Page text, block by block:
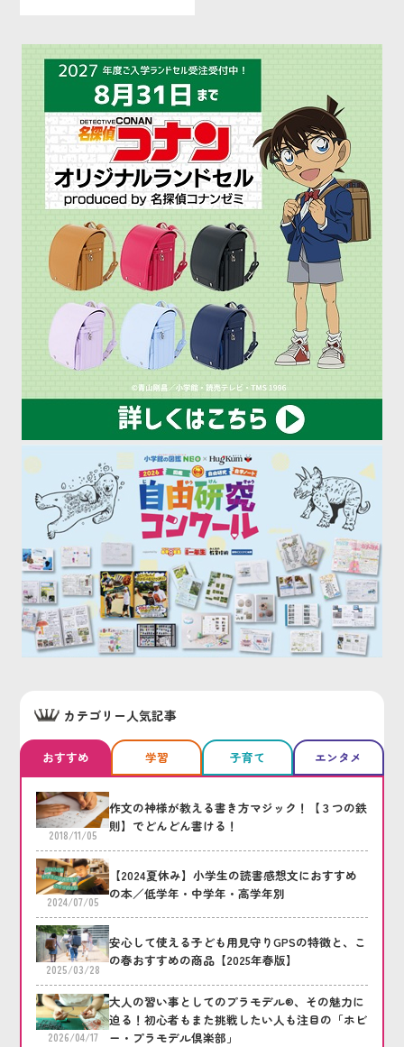
か？ お子さんの集中力や
粘り強さ、好奇心をいち
だんと伸ばすチャンスで
す！ 作品の提出先として
「 […]
カテゴリー人気記事
おすすめ 学習 子育て エンタメ
2018/11/05
作文の神様が教える書き方マジック！【３つの鉄
則】でどんどん書ける！
2024/07/05
【2024夏休み】小学生の読書感想文におすすめ
の本／低学年・中学年・高学年別
2025/03/28
安心して使える子ども用見守りGPSの特徴と、こ
の春おすすめの商品【2025年春版】
2026/04/17
大人の習い事としてのプラモデル®、その魅力に
迫る！初心者もまた挑戦したい人も注目の「ホビ
ー・プラモデル倶楽部」